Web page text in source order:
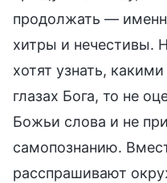
продолжать —
хитры и нечестивы.
хотят узнать,
глазах Бога, то не
Божьи слова и не
самопознанию.
расспрашивают